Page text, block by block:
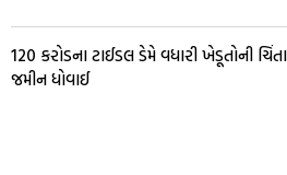
₹120 કરોડના ટાઈડલ ડેમે વધારી ખેડૂતોની
જમીન ધોવાઈ